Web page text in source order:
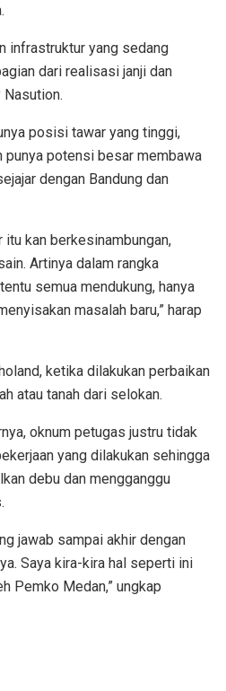
infrastruktur yang sedang
dari realisasi janji dan
posisi tawar yang tinggi,
punya potensi besar membawa
dengan Bandung dan
itu kan berkesinambungan,
Artinya dalam rangka
semua mendukung, hanya
masalah baru,” harap
ketika dilakukan perbaikan
atau tanah dari selokan.
oknum petugas justru tidak
yang dilakukan sehingga
debu dan mengganggu
jawab sampai akhir dengan
Saya kira-kira hal seperti ini
Pemko Medan,” ungkap